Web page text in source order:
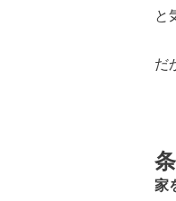
と
だ
家